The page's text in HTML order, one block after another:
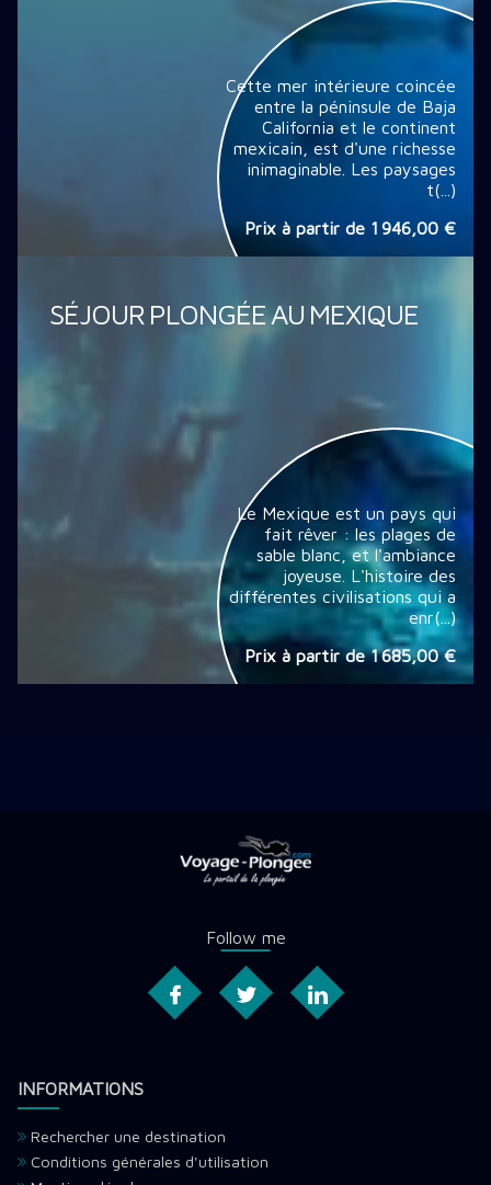
Cette mer intérieure coincée
entre la péninsule de Baja
California et le continent
mexicain, est d'une richesse
inimaginable. Les paysages
t(...)
Prix à partir de 1 946,00 €
SÉJOUR PLONGÉE AU MEXIQUE
Le Mexique est un pays qui
fait rêver : les plages de
sable blanc, et l'ambiance
joyeuse. L'histoire des
différentes civilisations qui a
enr(...)
Prix à partir de1 685,00 €
Follow me
INFORMATIONS
Rechercher une destination
Conditions générales d'utilisation